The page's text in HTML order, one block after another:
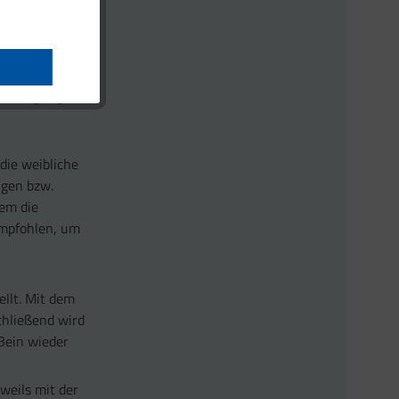
Stirn,
weibliche
bzw.
die
um
Mit dem
wird
wieder
mit der